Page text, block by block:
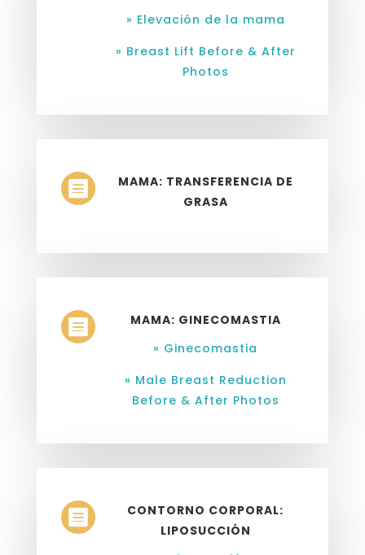
» Elevación de la mama
» Breast Lift Before & After
Photos

MAMA: TRANSFERENCIA DE
GRASA

MAMA: GINECOMASTIA
» Ginecomastia
» Male Breast Reduction
Before & After Photos

CONTORNO CORPORAL:
LIPOSUCCIÓN